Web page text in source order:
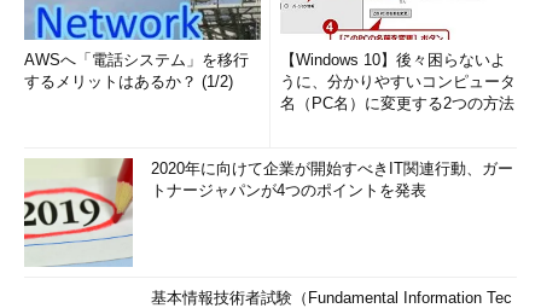
AWSへ「電話システム」を移行
するメリットはあるか？ (1/2)
【Windows 10】後々困らないよ
うに、分かりやすいコンピュータ
名（PC名）に変更する2つの方法
2020年に向けて企業が開始すべきIT関連行動、ガー
トナージャパンが4つのポイントを発表
基本情報技術者試験（Fundamental Information Tec